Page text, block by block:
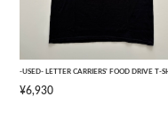
-USED- LETTER CARRIERS' FOOD DRIVE T-
¥6,930